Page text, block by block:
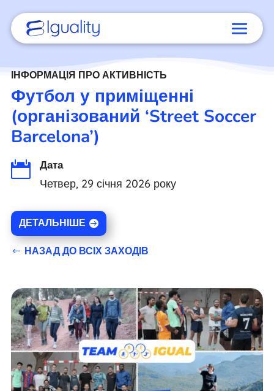
ІНФОРМАЦІЯ ПРО АКТИВНІСТЬ
Футбол у приміщенні
(організований ‘Street Soccer
Barcelona’)

Дата
Четвер, 29 січня 2026 року
ДЕТАЛЬНІШЕ
НАЗАД ДО ВСІХ ЗАХОДІВ